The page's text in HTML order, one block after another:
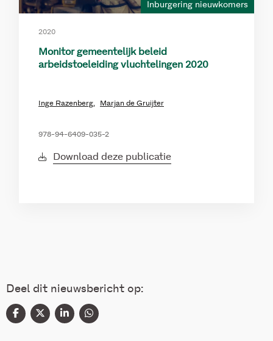
Inburgering nieuwkomers
2020
Monitor gemeentelijk beleid
arbeidstoeleiding vluchtelingen 2020
Inge Razenberg, Marjan de Gruijter
978-94-6409-035-2
Download deze publicatie
Deel dit nieuwsbericht op: